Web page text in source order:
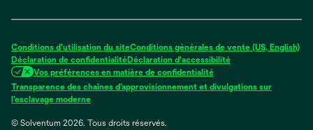
nouvel
onglet
nouvel
onglet
nouvel
onglet
nouvel
onglet
nouvel
onglet
Conditions d’utilisation du siteConditions générales de vente (US, English)
Déclaration de confidentialitéDéclaration d'accessibilité
Vos préférences en matière de confidentialité
Transparence des chaînes d’approvisionnement et divulgations sur
l’esclavage modernes’ouvre
un
© Solventum 2026. Tous droits réservés.